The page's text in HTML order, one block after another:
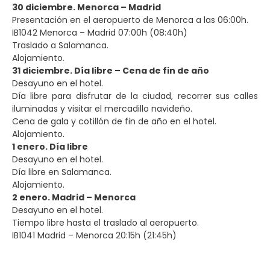
30 diciembre. Menorca – Madrid
Presentación en el aeropuerto de Menorca a las 06:00h.
IB1042 Menorca – Madrid 07:00h (08:40h)
Traslado a Salamanca.
Alojamiento.
31 diciembre. Día libre – Cena de fin de año
Desayuno en el hotel.
Día libre para disfrutar de la ciudad, recorrer sus calles
iluminadas y visitar el mercadillo navideño.
Cena de gala y cotillón de fin de año en el hotel.
Alojamiento.
1 enero. Día libre
Desayuno en el hotel.
Día libre en Salamanca.
Alojamiento.
2 enero. Madrid – Menorca
Desayuno en el hotel.
Tiempo libre hasta el traslado al aeropuerto.
IB1041 Madrid – Menorca 20:15h (21:45h)